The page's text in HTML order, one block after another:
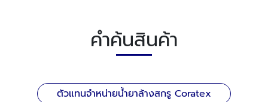
คำค้นสินค้า
ตัวแทนจำหน่ายน้ำยาล้างสกรู Coratex